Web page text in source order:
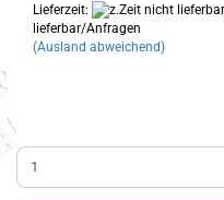
Lieferzeit:
lieferbar/Anfragen
(Ausland abweichend)